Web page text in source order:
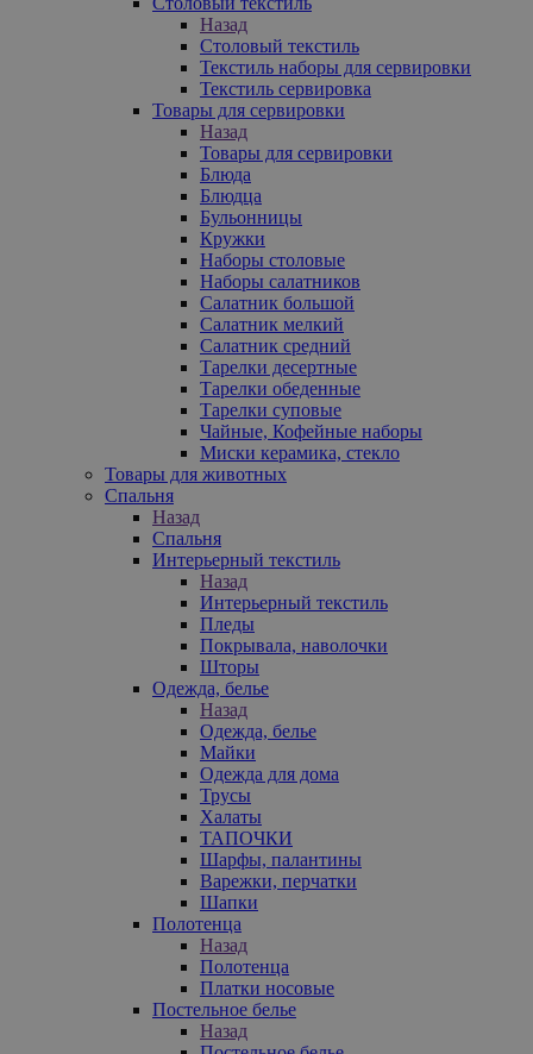
Назад
Столовый текстиль
Текстиль наборы для сервировки
Текстиль сервировка
Товары для сервировки
Назад
Товары для сервировки
Блюда
Блюдца
Бульонницы
Кружки
Наборы столовые
Наборы салатников
Салатник большой
Салатник мелкий
Салатник средний
Тарелки десертные
Тарелки обеденные
Тарелки суповые
Чайные, Кофейные наборы
Миски керамика, стекло
Товары для животных
Спальня
Назад
Спальня
Интерьерный текстиль
Назад
Интерьерный текстиль
Пледы
Покрывала, наволочки
Шторы
Одежда, белье
Назад
Одежда, белье
Майки
Одежда для дома
Трусы
Халаты
ТАПОЧКИ
Шарфы, палантины
Варежки, перчатки
Шапки
Полотенца
Назад
Полотенца
Платки носовые
Постельное белье
Назад